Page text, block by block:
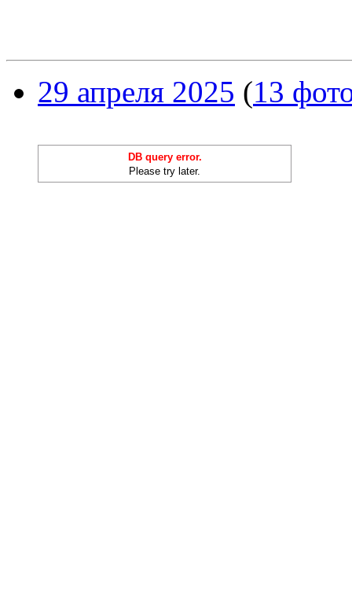
29 апреля 2025 (13
DB query error.
Please try later.